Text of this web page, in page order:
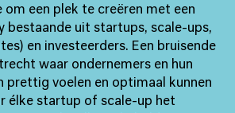
om een plek te creëren met een
bestaande uit startups, scale-ups,
en investeerders. Een bruisende
waar ondernemers en hun
prettig voelen en optimaal kunnen
élke startup of scale-up het